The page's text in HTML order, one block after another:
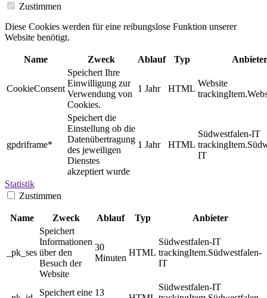
Zustimmen
Diese Cookies werden für eine reibungslose Funktion unserer
Website benötigt.
Name Zweck Ablauf Typ Anbieter
CookieConsent
Speichert Ihre
Einwilligung zur
Verwendung von
Cookies.
1 Jahr HTML
Website
gpdriframe*
Speichert die
Einstellung ob die
Datenübertragung
des jeweiligen
Dienstes
akzeptiert wurde
1 Jahr HTML
Südwestfalen-IT
IT
Statistik
Zustimmen
Name Zweck Ablauf Typ Anbieter
_pk_ses
Speichert
Informationen
über den
Besuch der
Website
30
Minuten
HTML
Südwestfalen-IT
trackingItem.Südwestfalen-
IT
Speichert eine 13
Südwestfalen-IT